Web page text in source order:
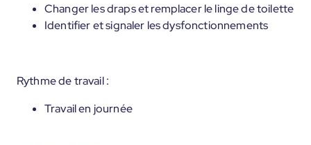
Changer les draps et remplacer le linge de toilette
Identifier et signaler les dysfonctionnements
Rythme de travail :
Travail en journée